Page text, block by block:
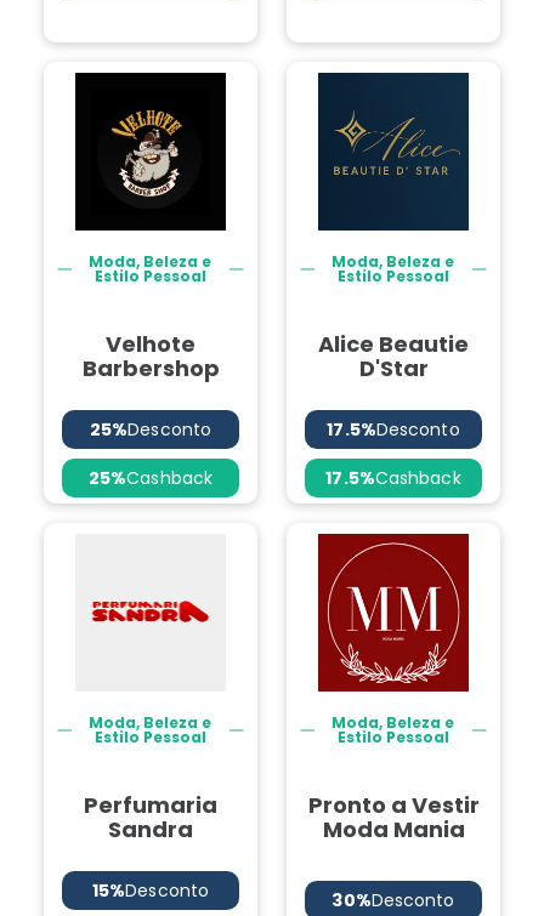
Moda, Beleza e
Estilo Pessoal
Velhote
Barbershop
25%Desconto
25%Cashback
Moda, Beleza e
Estilo Pessoal
Alice Beautie
D'Star
17.5%Desconto
17.5%Cashback
Moda, Beleza e
Estilo Pessoal
Perfumaria
Sandra
15%Desconto
Moda, Beleza e
Estilo Pessoal
Pronto a Vestir
Moda Mania
30%Desconto